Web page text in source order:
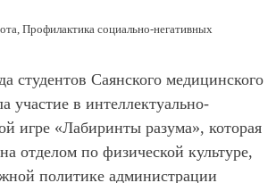
, Профилактика социально-негативных
студентов Саянского медицинского
участие в интеллектуально-
игре «Лабиринты разума», которая
отделом по физической культуре,
политике администрации